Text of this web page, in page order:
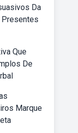
Da
Presentes
Que
De
Marque